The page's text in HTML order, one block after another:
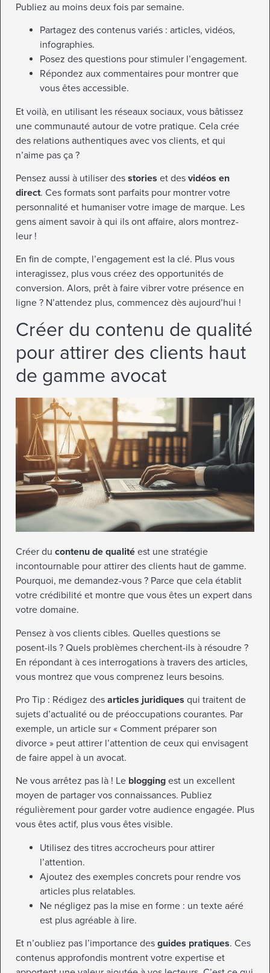
Publiez au moins deux fois par semaine.
Partagez des contenus variés : articles, vidéos,
infographies.
Posez des questions pour stimuler l’engagement.
Répondez aux commentaires pour montrer que
vous êtes accessible.
Et voilà, en utilisant les réseaux sociaux, vous bâtissez
une communauté autour de votre pratique. Cela crée
des relations authentiques avec vos clients, et qui
n’aime pas ça ?
Pensez aussi à utiliser des stories et des vidéos en
direct. Ces formats sont parfaits pour montrer votre
personnalité et humaniser votre image de marque. Les
gens aiment savoir à qui ils ont affaire, alors montrez-
leur !
En fin de compte, l’engagement est la clé. Plus vous
interagissez, plus vous créez des opportunités de
conversion. Alors, prêt à faire vibrer votre présence en
ligne ? N’attendez plus, commencez dès aujourd’hui !
Créer du contenu de qualité
pour attirer des clients haut
de gamme avocat
Créer du contenu de qualité est une stratégie
incontournable pour attirer des clients haut de gamme.
Pourquoi, me demandez-vous ? Parce que cela établit
votre crédibilité et montre que vous êtes un expert dans
votre domaine.
Pensez à vos clients cibles. Quelles questions se
posent-ils ? Quels problèmes cherchent-ils à résoudre ?
En répondant à ces interrogations à travers des articles,
vous montrez que vous comprenez leurs besoins.
Pro Tip : Rédigez des articles juridiques qui traitent de
sujets d’actualité ou de préoccupations courantes. Par
exemple, un article sur « Comment préparer son
divorce » peut attirer l’attention de ceux qui envisagent
de faire appel à un avocat.
Ne vous arrêtez pas là ! Le blogging est un excellent
moyen de partager vos connaissances. Publiez
régulièrement pour garder votre audience engagée. Plus
vous êtes actif, plus vous êtes visible.
Utilisez des titres accrocheurs pour attirer
l’attention.
Ajoutez des exemples concrets pour rendre vos
articles plus relatables.
Ne négligez pas la mise en forme : un texte aéré
est plus agréable à lire.
Et n’oubliez pas l’importance des guides pratiques. Ces
contenus approfondis montrent votre expertise et